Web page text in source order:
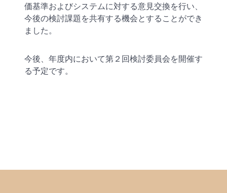
価基準およびシステムに対する意見交換を行い、
今後の検討課題を共有する機会とすることができ
ました。
今後、年度内において第２回検討委員会を開催す
る予定です。